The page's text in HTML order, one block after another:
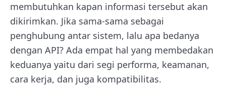
membutuhkan kapan informasi tersebut akan
dikirimkan. Jika sama-sama sebagai
penghubung antar sistem, lalu apa bedanya
dengan API? Ada empat hal yang membedakan
keduanya yaitu dari segi performa, keamanan,
cara kerja, dan juga kompatibilitas.